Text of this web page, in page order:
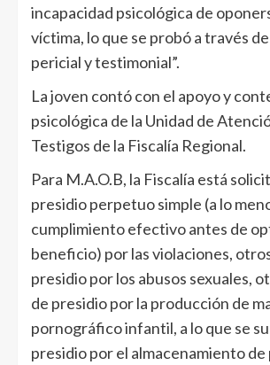
incapacidad psicológica de
víctima, lo que se probó a través
pericial y testimonial”.
La joven contó con el apoyo y
psicológica de la Unidad de
Testigos de la Fiscalía Regional.
Para M.A.O.B, la Fiscalía está
presidio perpetuo simple (a lo
cumplimiento efectivo antes de
beneficio) por las violaciones,
presidio por los abusos sexuales,
de presidio por la producción de
pornográfico infantil, a lo que se
presidio por el almacenamiento